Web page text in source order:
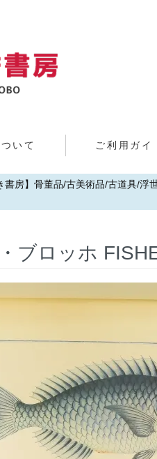
いて ご利用ガイ
房】骨董品/古美術品/古道具/浮
ブロッホ